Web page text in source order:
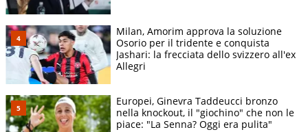
Milan, Amorim approva la soluzione
Osorio per il tridente e conquista
Jashari: la frecciata dello svizzero all'ex
Allegri
Europei, Ginevra Taddeucci bronzo
nella knockout, il "giochino" che non le
piace: "La Senna? Oggi era pulita"